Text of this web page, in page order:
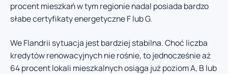
procent mieszkań w tym regionie nadal posiada bardzo
słabe certyfikaty energetyczne F lub G.
We Flandrii sytuacja jest bardziej stabilna. Choć liczba
kredytów renowacyjnych nie rośnie, to jednocześnie aż
64 procent lokali mieszkalnych osiąga już poziom A, B lub